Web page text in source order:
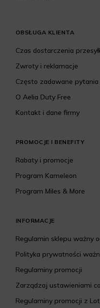
OBSŁUGA KLIENTA
Czas dostarczenia
Zwroty i reklamacje
Często zadawane pytania
O Aelia Duty Free
Kontakt i dane firmy
PROMOCJE I BENEFITY
Rabaty i promocje
Program Kameleon
Program Miles & More
INFORMACJE
Regulamin sklepu ważny
Polityka prywatności
Regulaminy promocji
Zarządzaj ustawieniami
Regulaminy promocji z